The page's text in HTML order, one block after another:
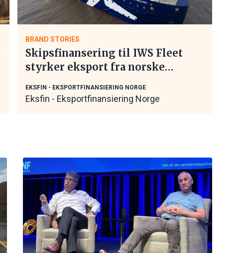
BRAND STORIES
Skipsfinansering til IWS Fleet
styrker eksport fra norske
EKSFIN - EKSPORTFINANSIERING NORGE
Eksfin - Eksportfinansiering Norge